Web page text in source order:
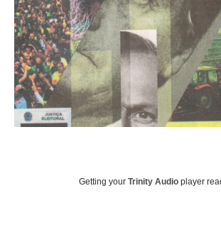
Getting your Trinity Audio player